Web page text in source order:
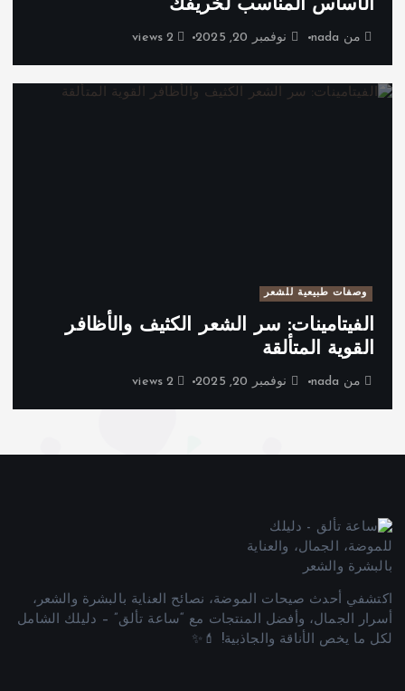
الأساس المناسب لخريفك
من nada نوفمبر 20, 2025
وصفات طبيعية للشعر
الفيتامينات: سر الشعر الكثيف والأظافر
القوية المتألقة
من nada نوفمبر 20, 2025
اكتشفي أحدث صيحات الموضة، نصائح العناية بالبشرة والشعر،
أسرار الجمال، وأفضل المنتجات مع “ساعة تألق” – دليلك الشامل
لكل ما يخص الأناقة والجاذبية! 💄✨